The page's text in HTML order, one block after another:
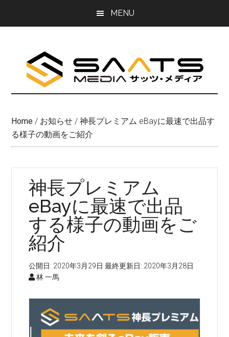
MENU
Home / お知らせ / 神長プレミアム eBayに最速で出品す
る様子の動画をご紹介
神長プレミアム
eBayに最速で出品
する様子の動画をご
紹介
公開日: 2020年3月29日 最終更新日: 2020年3月28日
林 一馬